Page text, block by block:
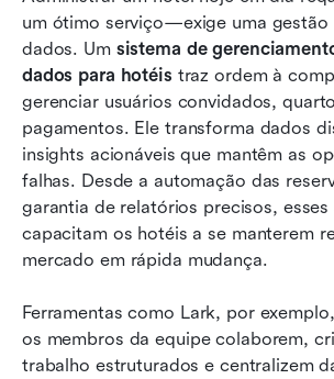
um ótimo serviço—exige uma gestão
dados. Um sistema de
dados para hotéis traz ordem à
gerenciar usuários convidados,
pagamentos. Ele transforma dados
insights acionáveis que mantêm as
falhas. Desde a automação das
garantia de relatórios precisos, esses
capacitam os hotéis a se manterem
mercado em rápida mudança.
Ferramentas como Lark, por
os membros da equipe colaborem,
trabalho estruturados e centralizem
Top 10 ferramentas para
operações de hotéis
Melhores práticas para manter um
gerenciamento de banco de
Como escolher a ferramenta
gerenciamento de banco de
Futuras tendências na gestão de
Conclusão
FAQs